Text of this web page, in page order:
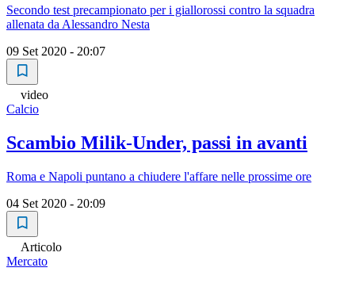
Secondo test precampionato per i giallorossi contro la squadra
allenata da Alessandro Nesta
09 Set 2020 - 20:07
video
Calcio
Scambio Milik-Under, passi in avanti
Roma e Napoli puntano a chiudere l'affare nelle prossime ore
04 Set 2020 - 20:09
Articolo
Mercato